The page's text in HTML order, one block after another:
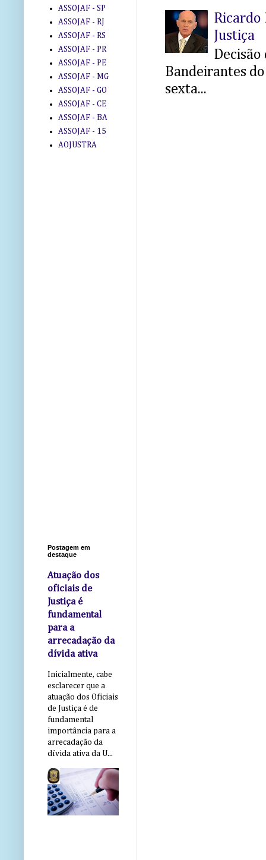
Ricardo
Justiça
Decisão
Bandeirantes
sexta...
ASSOJAF - SP
ASSOJAF - RJ
ASSOJAF - RS
ASSOJAF - PR
ASSOJAF - PE
ASSOJAF - MG
ASSOJAF - GO
ASSOJAF - CE
ASSOJAF - BA
ASSOJAF - 15
AOJUSTRA
Postagem em
destaque
Atuação dos
oficiais de
Justiça é
fundamental
para a
arrecadação da
dívida ativa
Inicialmente, cabe
esclarecer que a
atuação dos Oficiais
de Justiça é de
fundamental
importância para a
arrecadação da
dívida ativa da U...